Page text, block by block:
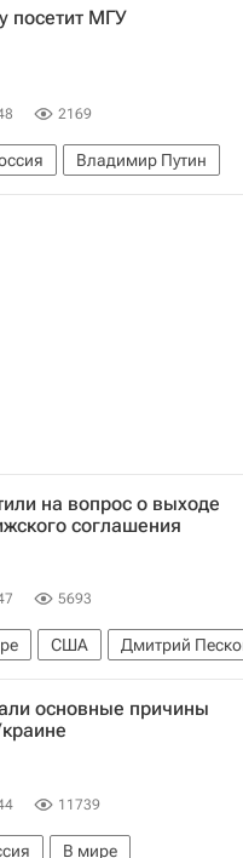
посетит МГУ
2169
Владимир Путин
на вопрос о выходе
соглашения
5693
США
Дмитрий
Дональд Трамп
основные причины
11739
В мире